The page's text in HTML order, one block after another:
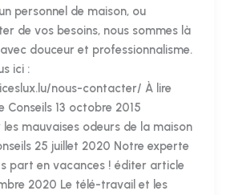
personnel de maison, ou
de vos besoins, nous sommes là
douceur et professionnalisme.
ici :
nous-contacter/ À lire
Conseils 13 octobre 2015
mauvaises odeurs de la maison
25 juillet 2020 Notre experte
part en vacances ! éditer article
2020 Le télé-travail et les